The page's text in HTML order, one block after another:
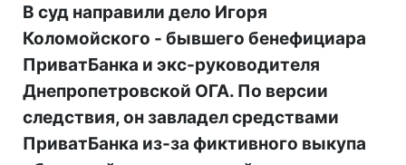
В суд направили дело Игоря
Коломойского - бывшего бенефициара
ПриватБанка и экс-руководителя
Днепропетровской ОГА. По версии
следствия, он завладел средствами
ПриватБанка из-за фиктивного выкупа